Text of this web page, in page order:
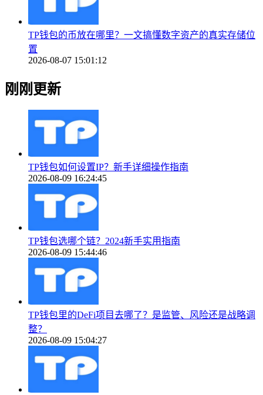
TP钱包的币放在哪里？一文搞懂数字资产的真实存储位
置
2026-08-07 15:01:12
刚刚更新
TP钱包如何设置IP？新手详细操作指南
2026-08-09 16:24:45
TP钱包选哪个链？2024新手实用指南
2026-08-09 15:44:46
TP钱包里的DeFi项目去哪了？是监管、风险还是战略调
整？
2026-08-09 15:04:27